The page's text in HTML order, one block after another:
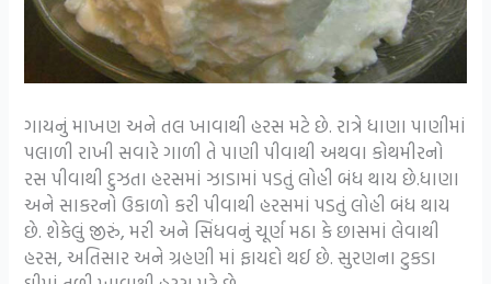
ગાયનું માખણ અને તલ ખાવાથી હરસ મટે છે. રાત્રે ધાણા પાણીમાં
પલાળી રાખી સવારે ગાળી તે પાણી પીવાથી અથવા કોથમીરનો
રસ પીવાથી દુઝતા હરસમાં ઝાડામાં પડતું લોહી બંધ થાય છે.ધાણા
અને સાકરનો ઉકાળો કરી પીવાથી હરસમાં પડતું લોહી બંધ થાય
છે. શેકેલું જીરું, મરી અને સિંધવનું ચૂર્ણ મઠા કે છાસમાં લેવાથી
હરસ, અતિસાર અને ગ્રહણી માં ફાયદો થઈ છે. સુરણના ટુકડા